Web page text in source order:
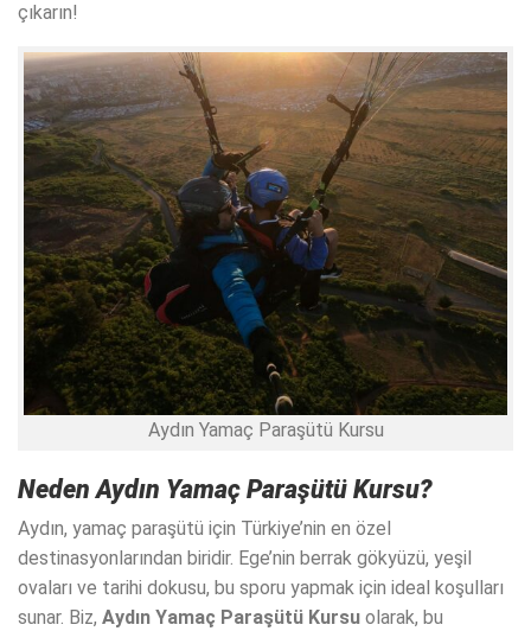
çıkarın!
Aydın Yamaç Paraşütü Kursu
NedenAydın Yamaç Paraşütü Kursu?
Aydın, yamaç paraşütü için Türkiye’nin en özel
destinasyonlarından biridir. Ege’nin berrak gökyüzü, yeşil
ovaları ve tarihi dokusu, bu sporu yapmak için ideal koşulları
sunar. Biz, Aydın Yamaç Paraşütü Kursu olarak, bu